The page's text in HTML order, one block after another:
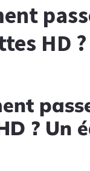
HD ?
? Un